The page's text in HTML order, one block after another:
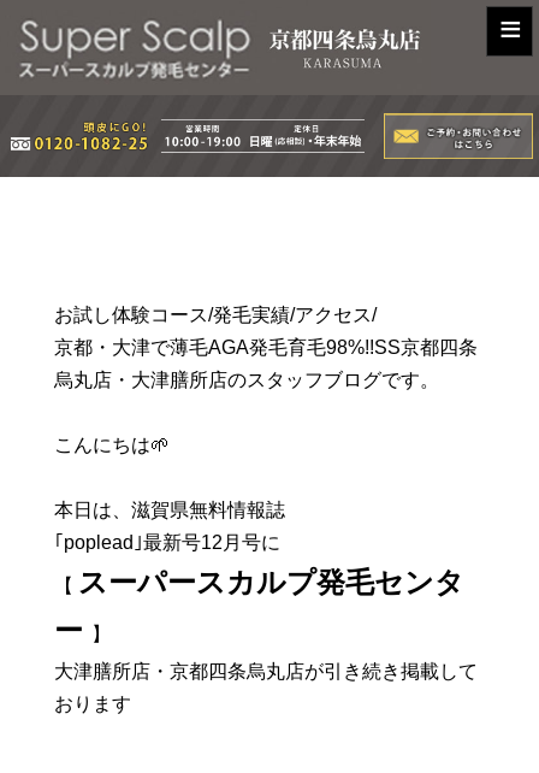
≡
お試し体験コース/発毛実績/アクセス/
京都・大津で薄毛AGA発毛育毛98%!!SS京都四条
烏丸店・大津膳所店のスタッフブログです。
こんにちは🌱
本日は、滋賀県無料情報誌
｢poplead｣最新号12月号に
【 スーパースカルプ発毛センタ
ー
】
大津膳所店・京都四条烏丸店が引き続き掲載して
おります